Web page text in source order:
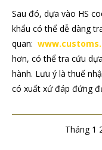
Sau đó, dựa vào HS
khẩu có thể dễ dàng
quan:
hơn, có thể tra cứu
hành. Lưu ý là thuế
có xuất xứ đáp đứng
Tháng 1